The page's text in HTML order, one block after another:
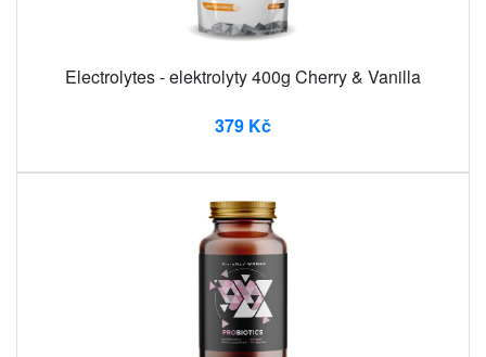
Electrolytes - elektrolyty 400g Cherry & Vanilla
379 Kč